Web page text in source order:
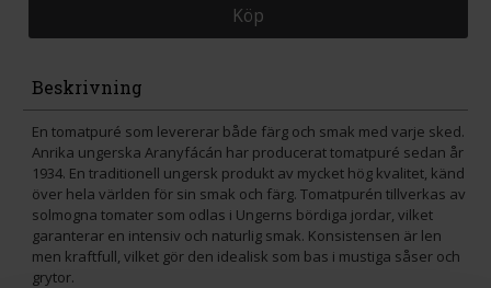
Köp
Beskrivning
En tomatpuré som levererar både färg och smak med varje sked.
Anrika ungerska Aranyfácán har producerat tomatpuré sedan år
1934. En traditionell ungersk produkt av mycket hög kvalitet, känd
över hela världen för sin smak och färg. Tomatpurén tillverkas av
solmogna tomater som odlas i Ungerns bördiga jordar, vilket
garanterar en intensiv och naturlig smak. Konsistensen är len
men kraftfull, vilket gör den idealisk som bas i mustiga såser och
grytor.